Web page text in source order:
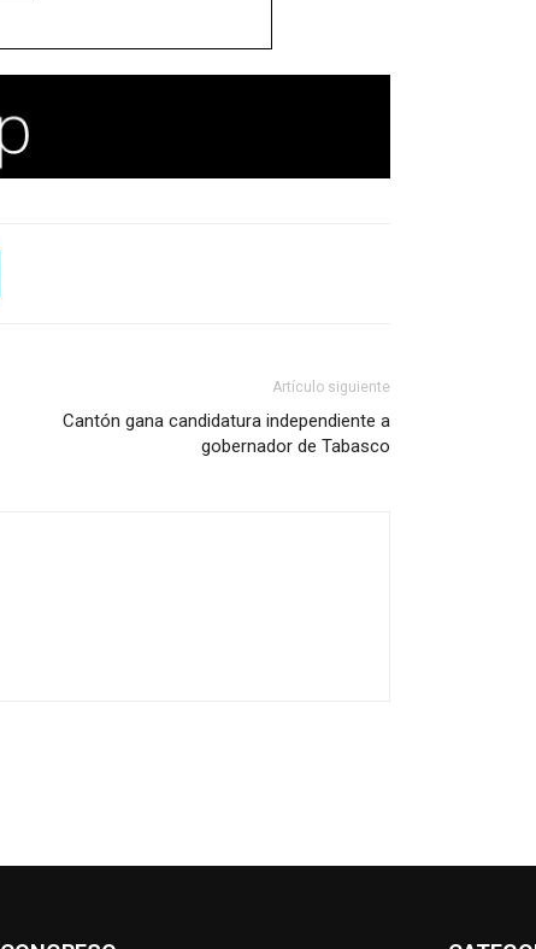
Artículo siguiente
Cantón gana candidatura independiente a
gobernador de Tabasco